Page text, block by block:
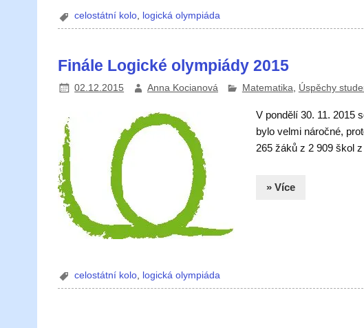
celostátní kolo, logická olympiáda
Finále Logické olympiády 2015
02.12.2015 Anna Kocianová Matematika Úspěchy
V pondělí 30. 11. 2015
bylo velmi náročné,
265 žáků z 2 909 škol
» Více
celostátní kolo logická olympiáda